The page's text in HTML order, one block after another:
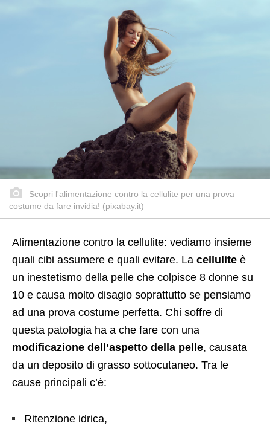
Scopri l'alimentazione contro la cellulite per una prova
costume da fare invidia! (pixabay.it)
Alimentazione contro la cellulite: vediamo insieme
quali cibi assumere e quali evitare. La cellulite è
un inestetismo della pelle che colpisce 8 donne su
10 e causa molto disagio soprattutto se pensiamo
ad una prova costume perfetta. Chi soffre di
questa patologia ha a che fare con una
modificazione dell’aspetto della pelle, causata
da un deposito di grasso sottocutaneo. Tra le
cause principali c’è:
Ritenzione idrica,